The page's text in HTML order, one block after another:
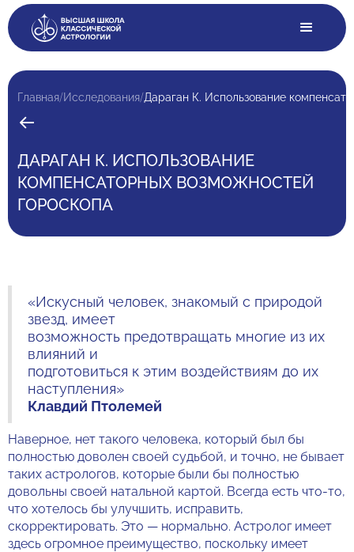
Главная/Исследования/Дараган К. Использование
ДАРАГАН К. ИСПОЛЬЗОВАНИЕ
КОМПЕНСАТОРНЫХ ВОЗМОЖНОСТЕЙ
ГОРОСКОПА
«Искусный человек, знакомый с природой
звезд, имеет
возможность предотвращать многие из их
влияний и
подготовиться к этим воздействиям до их
наступления»
Клавдий Птолемей
Наверное, нет такого человека, который был бы
полностью доволен своей судьбой, и точно, не бывает
таких астрологов, которые были бы полностью
довольны своей натальной картой. Всегда есть что-то,
что хотелось бы улучшить, исправить,
скорректировать. Это — нормально. Астролог имеет
здесь огромное преимущество, поскольку имеет